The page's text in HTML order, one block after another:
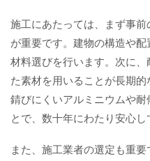
施工にあたっては、まず事
が重要です。建物の構造や
材料選びを行います。次に
た素材を用いることが長期的
錆びにくいアルミニウムや
とで、数十年にわたり安心し
また、施工業者の選定も重